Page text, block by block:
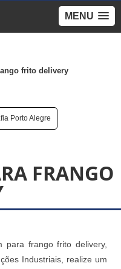
MENU
frito delivery
Porto Alegre
FRANGO
para frango frito delivery,
Industriais, realize um